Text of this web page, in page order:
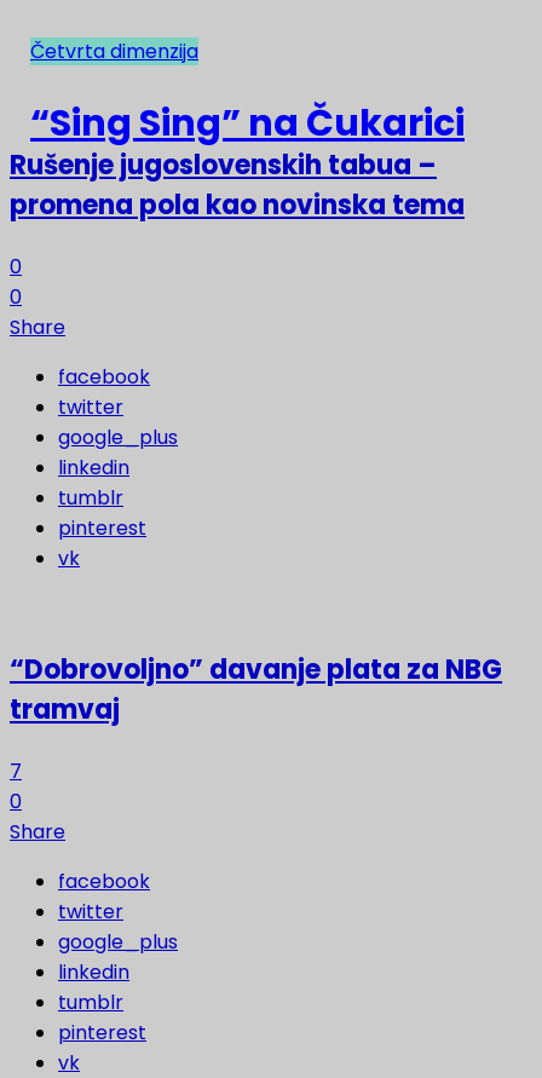
NAJNOVIJE
Rušenje jugoslovenskih tabua –
promena pola kao novinska tema
0
0
Share
facebook
twitter
google_plus
linkedin
tumblr
pinterest
vk
“Dobrovoljno” davanje plata za NBG
tramvaj
7
0
Share
facebook
twitter
google_plus
linkedin
tumblr
pinterest
vk
Četvrta dimenzija
“Sing Sing” na Čukarici